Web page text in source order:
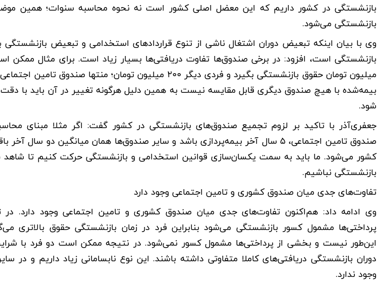
بازنشستگی در کشور داریم که این معضل اصلی کشور است نه نحوه محاسبه سنوات؛ همین
بازنشستگی می‌شود.
وی با بیان اینکه تبعیض دوران اشتغال ناشی از تنوع قراردادهای استخدامی و تبعیض
میلیون تومان حقوق بازنشستگی بگیرد و فردی دیگر ۲۰۰ میلیون تومان؛
بیمه‌شده با هیچ صندوق دیگری قابل مقایسه نیست به همین دلیل هرگونه تغییر در آن باید با
شود.
جعفری‌آذر با تاکید بر لزوم تجمیع صندوق‌های بازنشستگی در کشور گفت: اگر مثلا مبنای
صندوق تامین اجتماعی، ۵ سال آخر بیمه‌پردازی باشد و سایر صندوق‌ها همان میانگین دو سال
کشور می‌شود. ما باید به سمت یکسان‌سازی قوانین استخدامی و بازنشستگی حرکت کنیم تا شاهد
بازنشستگی نباشیم.
تفاوت‌های جدی میان صندوق کشوری و تامین اجتماعی وجود دارد
وی ادامه داد: هم‌اکنون تفاوت‌های جدی میان صندوق کشوری و تامین اجتماعی وجود دارد. در
پرداختی‌ها مشمول کسور بازنشستگی می‌شود بنابراین فرد در زمان بازنشستگی حقوق بالاتری
این‌طور نیست و بخشی از پرداختی‌ها مشمول کسور نمی‌شود. در نتیجه ممکن است دو فرد با
دوران بازنشستگی دریافتی‌های کاملا متفاوتی داشته باشند. این نوع نابسامانی زیاد داریم و در
وجود ندارد.